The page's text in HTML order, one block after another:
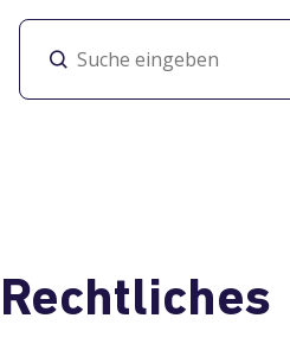
Rechtliches